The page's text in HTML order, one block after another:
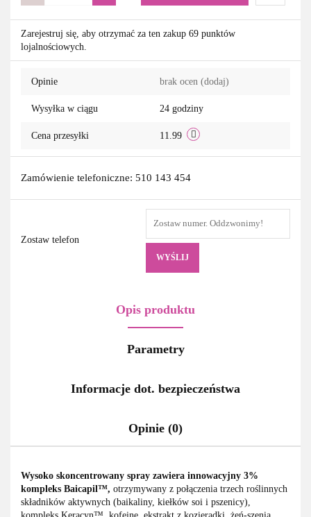
Do
Zarejestruj się, aby otrzymać za ten zakup 69 punktów
lojalnościowych.
Opinie brak ocen (dodaj)
Wysyłka w ciągu 24 godziny
Cena przesyłki 11.99
Zamówienie telefoniczne: 510 143 454
Zostaw telefon
WYŚLIJ
Opis produktu
Parametry
Informacje dot. bezpieczeństwa
Opinie (0)
Wysoko skoncentrowany spray zawiera innowacyjny 3%
kompleks Baicapil™, otrzymywany z połączenia trzech roślinnych
składników aktywnych (baikaliny, kiełków soi i pszenicy),